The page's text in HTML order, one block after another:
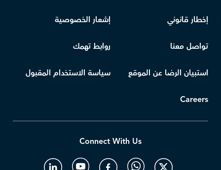
إخطار قانوني إشعار الخصوصية
تواصل معنا روابط تهمك
استبيان الرضا عن الموقع سياسة الاستخدام المقبول
Careers
Connect With Us